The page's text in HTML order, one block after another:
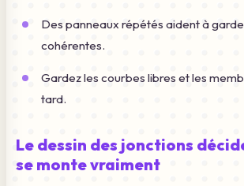
Des panneaux répétés aident à
cohérentes.
Gardez les courbes libres et les
tard.
Le dessin des jonctions
se monte vraiment